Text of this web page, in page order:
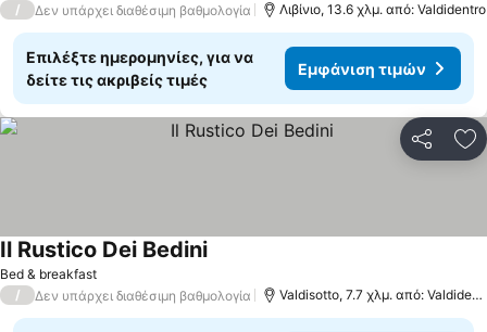
/ Δεν υπάρχει διαθέσιμη βαθμολογία Λιβίνιο, 13.6 χλμ. από: Valdidentro
Επιλέξτε ημερομηνίες, για να
δείτε τις ακριβείς τιμές
Εμφάνιση τιμών
Bed & breakfast
Il Rustico Dei Bedini
/ Δεν υπάρχει διαθέσιμη βαθμολογία Valdisotto, 7.7 χλμ. από: Valdidentro